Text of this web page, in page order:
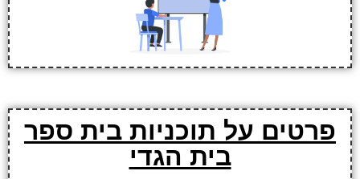
פרטים על תוכניות בית ספר
בית הגדי